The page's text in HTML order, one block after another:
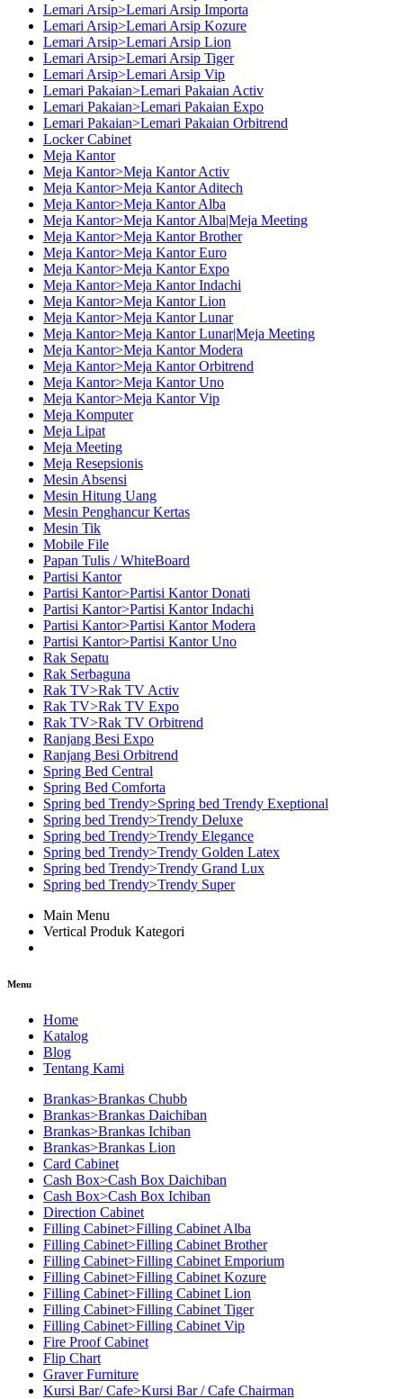
Lemari Arsip>Lemari Arsip Importa
Lemari Arsip>Lemari Arsip Kozure
Lemari Arsip>Lemari Arsip Lion
Lemari Arsip>Lemari Arsip Tiger
Lemari Arsip>Lemari Arsip Vip
Lemari Pakaian>Lemari Pakaian Activ
Lemari Pakaian>Lemari Pakaian Expo
Lemari Pakaian>Lemari Pakaian Orbitrend
Locker Cabinet
Meja Kantor
Meja Kantor>Meja Kantor Activ
Meja Kantor>Meja Kantor Aditech
Meja Kantor>Meja Kantor Alba
Meja Kantor>Meja Kantor Alba|Meja Meeting
Meja Kantor>Meja Kantor Brother
Meja Kantor>Meja Kantor Euro
Meja Kantor>Meja Kantor Expo
Meja Kantor>Meja Kantor Indachi
Meja Kantor>Meja Kantor Lion
Meja Kantor>Meja Kantor Lunar
Meja Kantor>Meja Kantor Lunar|Meja Meeting
Meja Kantor>Meja Kantor Modera
Meja Kantor>Meja Kantor Orbitrend
Meja Kantor>Meja Kantor Uno
Meja Kantor>Meja Kantor Vip
Meja Komputer
Meja Lipat
Meja Meeting
Meja Resepsionis
Mesin Absensi
Mesin Hitung Uang
Mesin Penghancur Kertas
Mesin Tik
Mobile File
Papan Tulis / WhiteBoard
Partisi Kantor
Partisi Kantor>Partisi Kantor Donati
Partisi Kantor>Partisi Kantor Indachi
Partisi Kantor>Partisi Kantor Modera
Partisi Kantor>Partisi Kantor Uno
Rak Sepatu
Rak Serbaguna
Rak TV>Rak TV Activ
Rak TV>Rak TV Expo
Rak TV>Rak TV Orbitrend
Ranjang Besi Expo
Ranjang Besi Orbitrend
Spring Bed Central
Spring Bed Comforta
Spring bed Trendy>Spring bed Trendy Exeptional
Spring bed Trendy>Trendy Deluxe
Spring bed Trendy>Trendy Elegance
Spring bed Trendy>Trendy Golden Latex
Spring bed Trendy>Trendy Grand Lux
Spring bed Trendy>Trendy Super
Main Menu
Vertical Produk Kategori
Menu
Home
Katalog
Blog
Tentang Kami
Brankas>Brankas Chubb
Brankas>Brankas Daichiban
Brankas>Brankas Ichiban
Brankas>Brankas Lion
Card Cabinet
Cash Box>Cash Box Daichiban
Cash Box>Cash Box Ichiban
Direction Cabinet
Filling Cabinet>Filling Cabinet Alba
Filling Cabinet>Filling Cabinet Brother
Filling Cabinet>Filling Cabinet Emporium
Filling Cabinet>Filling Cabinet Kozure
Filling Cabinet>Filling Cabinet Lion
Filling Cabinet>Filling Cabinet Tiger
Filling Cabinet>Filling Cabinet Vip
Fire Proof Cabinet
Flip Chart
Graver Furniture
Kursi Bar/ Cafe>Kursi Bar / Cafe Chairman